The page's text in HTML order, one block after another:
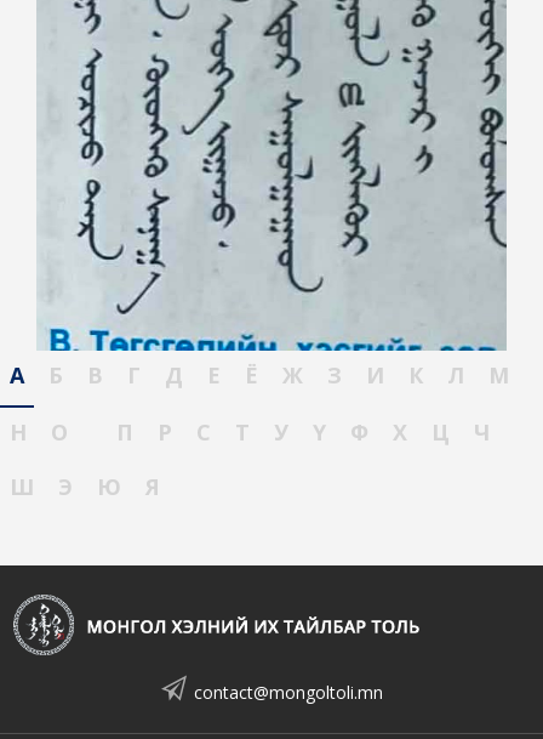
А Б В Г Д Е Ё Ж З И К Л
М
Н
О П Р С Т У Ү Ф Х Ц
Ч
Ш
Э Ю Я
contact@mongoltoli.mn